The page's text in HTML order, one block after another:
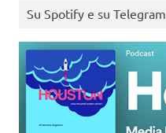
Su Spotify e su Telegram